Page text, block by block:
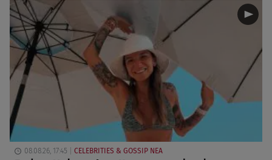
08.08.26, 17:45 CELEBRITIES & GOSSIP ΝΕΑ